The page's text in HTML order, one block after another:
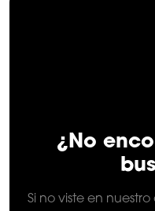
¿No
Si no viste en